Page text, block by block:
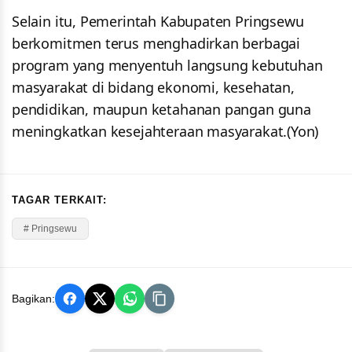
Selain itu, Pemerintah Kabupaten Pringsewu
berkomitmen terus menghadirkan berbagai
program yang menyentuh langsung kebutuhan
masyarakat di bidang ekonomi, kesehatan,
pendidikan, maupun ketahanan pangan guna
meningkatkan kesejahteraan masyarakat.(Yon)
TAGAR TERKAIT:
# Pringsewu
Bagikan: